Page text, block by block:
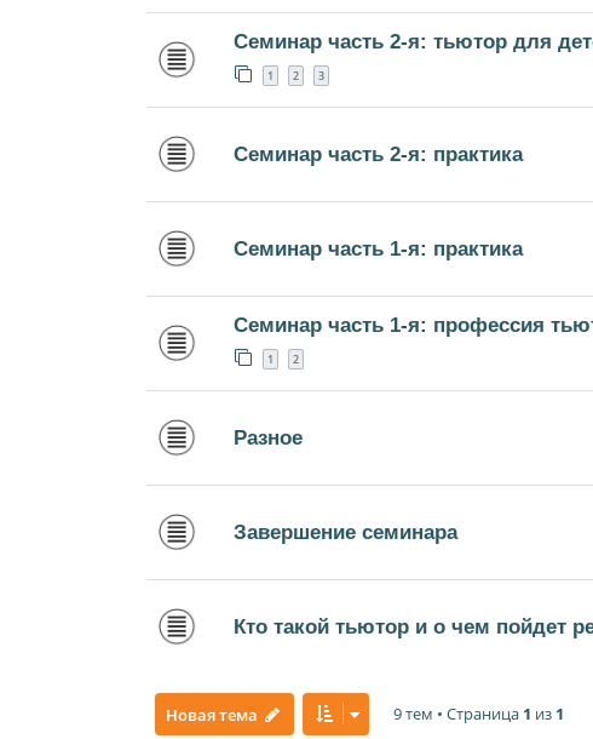
Семинар часть 2-я: тьютор для
1 2 3
Семинар часть 2-я: практика
Семинар часть 1-я: практика
Семинар часть 1-я: профессия
1 2
Разное
Завершение семинара
Кто такой тьютор и о чем пойдет
Новая тема 9 тем • Страница 1 из 1